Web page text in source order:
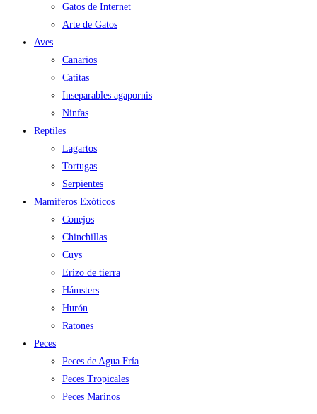
Gatos de Internet
Arte de Gatos
Aves
Canarios
Catitas
Inseparables agapornis
Ninfas
Reptiles
Lagartos
Tortugas
Serpientes
Mamíferos Exóticos
Conejos
Chinchillas
Cuys
Erizo de tierra
Hámsters
Hurón
Ratones
Peces
Peces de Agua Fría
Peces Tropicales
Peces Marinos